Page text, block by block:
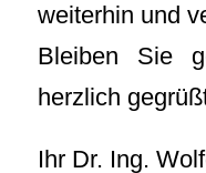
weiterhin und
Bleiben Sie
herzlich
Ihr Dr. Ing.